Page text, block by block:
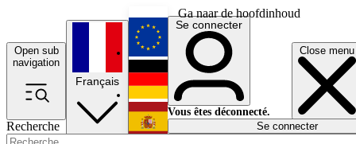
Ga naar de hoofdinhoud
Open sub
navigation
Close menu
Recherche
Français
English
Deutsch
Español
Se connecter
Vous êtes déconnecté.
Se connecter